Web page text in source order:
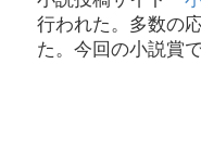
行われた。多数の
た。今回の小説賞